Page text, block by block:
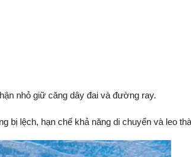
nhỏ giữ căng dây đai và đường ray.
bị lệch, hạn chế khả năng di chuyển và leo